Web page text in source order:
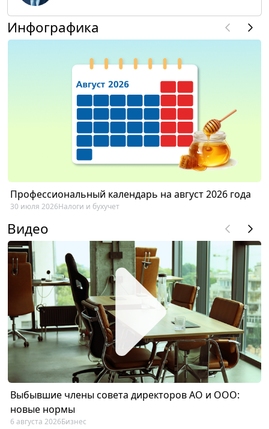
Инфографика
Профессиональный календарь на август 2026 года
30 июля 2026Налоги и бухучет
Видео
Выбывшие члены совета директоров АО и ООО:
новые нормы
6 августа 2026Бизнес